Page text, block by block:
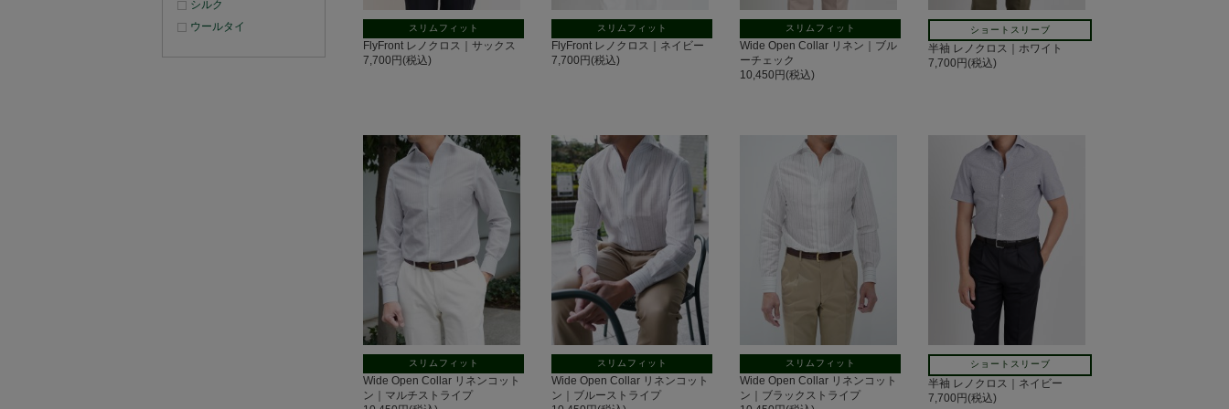
シルク
ウールタイ
スリムフィット
FlyFront レノクロス｜サックス
7,700円(税込)
スリムフィット
FlyFront レノクロス｜ネイビー
7,700円(税込)
スリムフィット
Wide Open Collar リネン｜ブル
ーチェック
10,450円(税込)
ショートスリーブ
半袖 レノクロス｜ホワイト
7,700円(税込)
スリムフィット
Wide Open Collar リネンコット
ン｜マルチストライプ
スリムフィット
Wide Open Collar リネンコット
ン｜ブルーストライプ
スリムフィット
Wide Open Collar リネンコット
ン｜ブラックストライプ
ショートスリーブ
半袖 レノクロス｜ネイビー
7,700円(税込)